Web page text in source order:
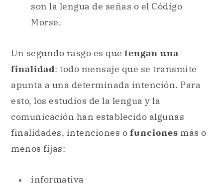
son la lengua de señas o el Código
Morse.
Un segundo rasgo es que tengan una
finalidad: todo mensaje que se transmite
apunta a una determinada intención. Para
esto, los estudios de la lengua y la
comunicación han establecido algunas
finalidades, intenciones o funciones más o
menos fijas:
informativa